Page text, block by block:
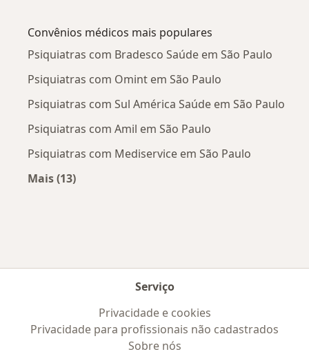
Convênios médicos mais populares
Psiquiatras com Bradesco Saúde em São Paulo
Psiquiatras com Omint em São Paulo
Psiquiatras com Sul América Saúde em São Paulo
Psiquiatras com Amil em São Paulo
Psiquiatras com Mediservice em São Paulo
Mais (13)
Serviço
Privacidade e cookies
Privacidade para profissionais não cadastrados
Sobre nós